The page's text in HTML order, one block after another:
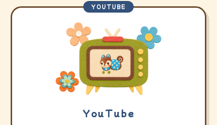
YOUTUBE
YouTube